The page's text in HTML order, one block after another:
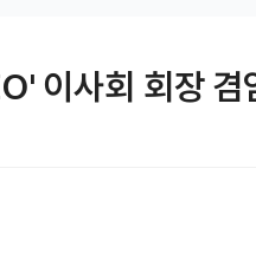
이사회 회장 겸